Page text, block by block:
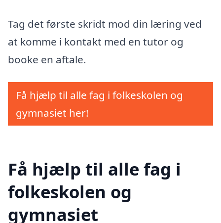
Tag det første skridt mod din læring ved
at komme i kontakt med en tutor og
booke en aftale.
Få hjælp til alle fag i folkeskolen og
gymnasiet her!
Få hjælp til alle fag i
folkeskolen og
gymnasiet